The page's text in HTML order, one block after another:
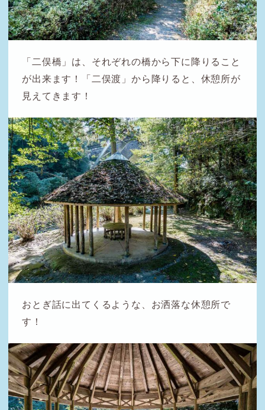
「二俣橋」は、それぞれの橋から下に降りること
が出来ます！「二俣渡」から降りると、休憩所が
見えてきます！
おとぎ話に出てくるような、お洒落な休憩所で
す！